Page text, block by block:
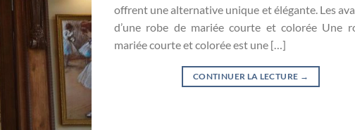
offrent une alternative unique et élégante. Les
d’une robe de mariée courte et colorée Une
mariée courte et colorée est une […]
CONTINUER LA LECTURE →